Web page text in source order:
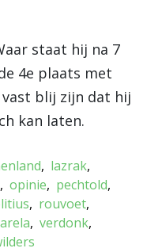
staat hij na 7
4e plaats met
vast blij zijn dat hij
kan laten.
lazrak
opinie
pechtold
rouvoet
verdonk